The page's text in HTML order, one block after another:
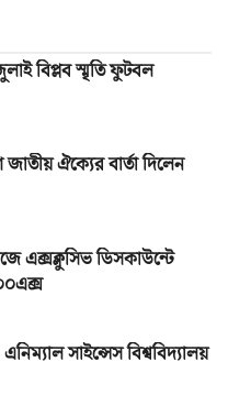
বিপ্লব স্মৃতি ফুটবল
ঐক্যের বার্তা দিলেন
এক্সক্লুসিভ ডিসকাউন্টে
সাইন্সেস বিশ্ববিদ্যালয়